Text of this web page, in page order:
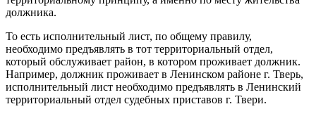
должника.
То есть исполнительный лист, по общему правилу,
необходимо предъявлять в тот территориальный отдел,
который обслуживает район, в котором проживает должник.
Например, должник проживает в Ленинском районе г. Тверь,
исполнительный лист необходимо предъявлять в Ленинский
территориальный отдел судебных приставов г. Твери.